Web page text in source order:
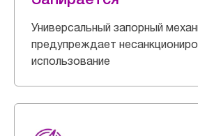
Универсальный запорный
предупреждает
использование